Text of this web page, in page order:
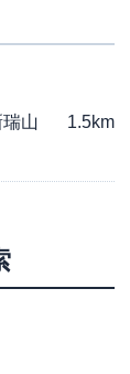
山
1.5km